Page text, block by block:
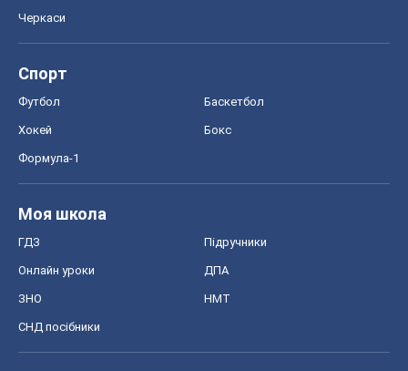
Черкаси
Спорт
Футбол Баскетбол
Хокей Бокс
Формула-1
Моя школа
ГДЗ Підручники
Онлайн уроки ДПА
ЗНО НМТ
СНД посібники